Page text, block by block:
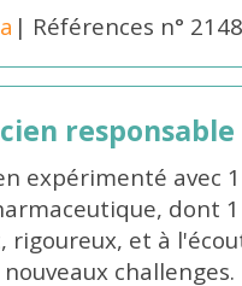
| Références n°
responsable
expérimenté avec
dont
rigoureux, et à